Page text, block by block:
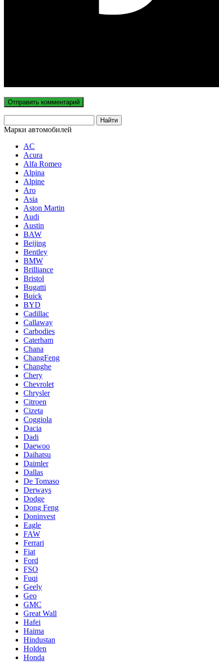
Марки автомобилей
AC
Acura
Alfa Romeo
Alpina
Alpine
Aro
Asia
Aston Martin
Audi
Austin
BAW
Beijing
Bentley
BMW
Brilliance
Bristol
Bugatti
Buick
BYD
Cadillac
Callaway
Carbodies
Caterham
Chana
ChangFeng
Changhe
Chery
Chevrolet
Chrysler
Citroen
Cizeta
Coggiola
Dacia
Dadi
Daewoo
Daihatsu
Daimler
Dallas
De Tomaso
Derways
Dodge
Dong Feng
Doninvest
Eagle
FAW
Ferrari
Fiat
Ford
FSO
Fuqi
Geely
Geo
GMC
Great Wall
Hafei
Haima
Hindustan
Holden
Honda